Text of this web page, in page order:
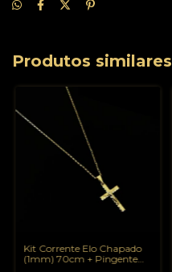
Produtos similares
Kit Corrente Elo Chapado
(1mm) 70cm + Pingente